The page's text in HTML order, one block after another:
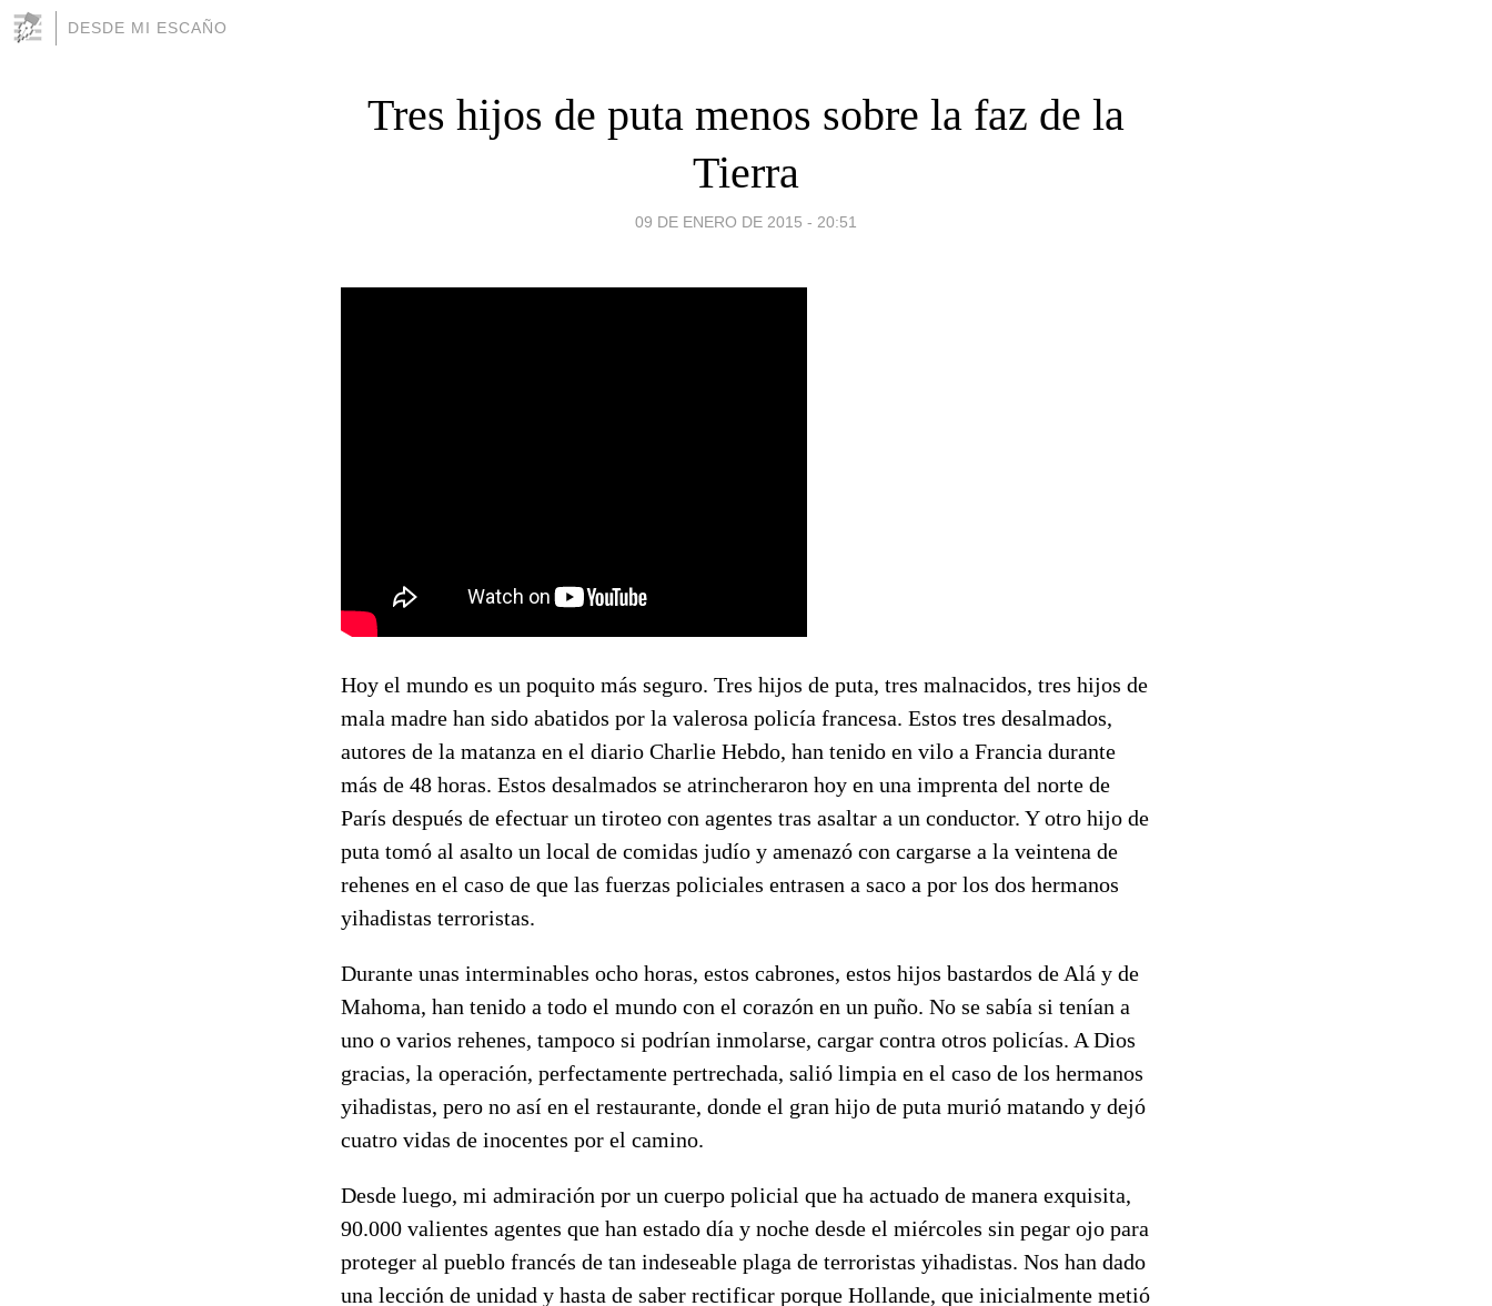
DESDE MI ESCAÑO
Tres hijos de puta menos sobre la faz de la
Tierra
09 DE ENERO DE 2015 - 20:51
Hoy el mundo es un poquito más seguro. Tres hijos de puta, tres malnacidos, tres hijos de
mala madre han sido abatidos por la valerosa policía francesa. Estos tres desalmados,
autores de la matanza en el diario Charlie Hebdo, han tenido en vilo a Francia durante
más de 48 horas. Estos desalmados se atrincheraron hoy en una imprenta del norte de
París después de efectuar un tiroteo con agentes tras asaltar a un conductor. Y otro hijo de
puta tomó al asalto un local de comidas judío y amenazó con cargarse a la veintena de
rehenes en el caso de que las fuerzas policiales entrasen a saco a por los dos hermanos
yihadistas terroristas.
Durante unas interminables ocho horas, estos cabrones, estos hijos bastardos de Alá y de
Mahoma, han tenido a todo el mundo con el corazón en un puño. No se sabía si tenían a
uno o varios rehenes, tampoco si podrían inmolarse, cargar contra otros policías. A Dios
gracias, la operación, perfectamente pertrechada, salió limpia en el caso de los hermanos
yihadistas, pero no así en el restaurante, donde el gran hijo de puta murió matando y dejó
cuatro vidas de inocentes por el camino.
Desde luego, mi admiración por un cuerpo policial que ha actuado de manera exquisita,
90.000 valientes agentes que han estado día y noche desde el miércoles sin pegar ojo para
proteger al pueblo francés de tan indeseable plaga de terroristas yihadistas. Nos han dado
una lección de unidad y hasta de saber rectificar porque Hollande, que inicialmente metió